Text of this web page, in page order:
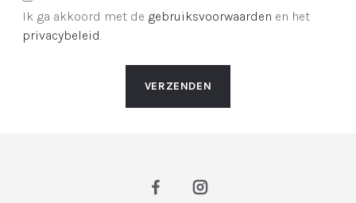
Ik ga akkoord met de gebruiksvoorwaarden en het
privacybeleid.
VERZENDEN